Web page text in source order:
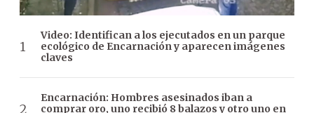
Video: Identifican a los ejecutados en un parque
ecológico de Encarnación y aparecen imágenes
claves
Encarnación: Hombres asesinados iban a
comprar oro, uno recibió 8 balazos y otro uno en